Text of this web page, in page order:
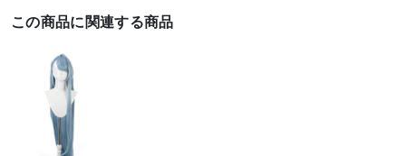
この商品に関連する商品